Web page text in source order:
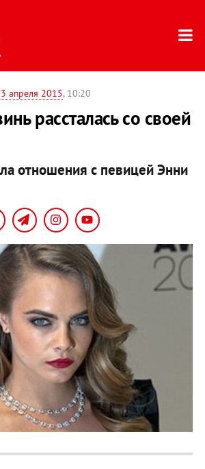
апреля 2015, 10:20
рассталась со своей
отношения с певицей Энни